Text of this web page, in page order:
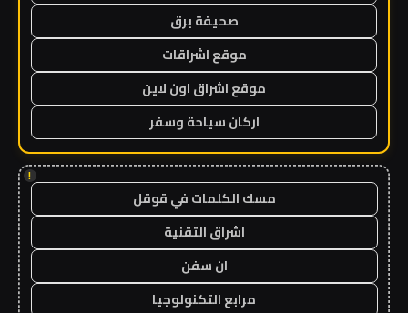
صحيفة برق
موقع اشراقات
موقع اشراق اون لاين
اركان سياحة وسفر
!
مسك الكلمات في قوقل
اشراق التقنية
ان سفن
مرابع التكنولوجيا